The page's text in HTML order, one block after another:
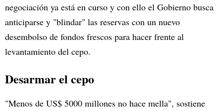
negociación ya está en curso y con ello el Gobierno busca
anticiparse y "blindar" las reservas con un nuevo
desembolso de fondos frescos para hacer frente al
levantamiento del cepo.
Desarmar el cepo
"Menos de US$ 5000 millones no hace mella", sostiene